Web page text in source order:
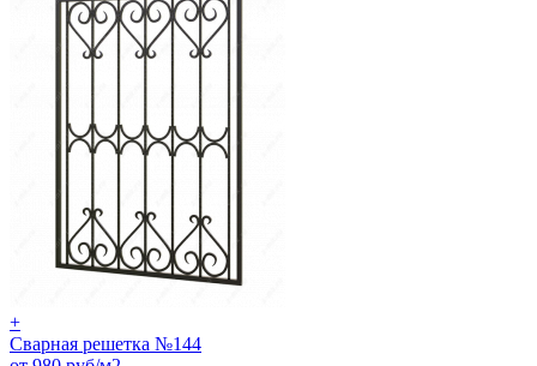
+
Сварная решетка №144